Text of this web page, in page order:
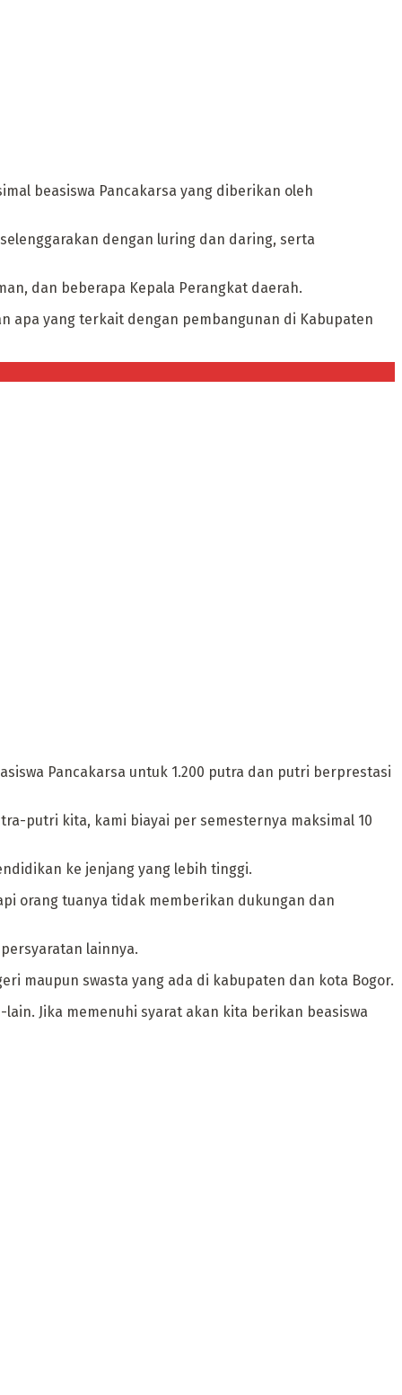
beasiswa Pancakarsa yang diberikan oleh
dengan luring dan daring, serta
dan beberapa Kepala Perangkat daerah.
apa yang terkait dengan pembangunan di Kabupaten
Pancakarsa untuk 1.200 putra dan putri berprestasi
putri kita, kami biayai per semesternya maksimal 10
ke jenjang yang lebih tinggi.
orang tuanya tidak memberikan dukungan dan
lainnya.
maupun swasta yang ada di kabupaten dan kota Bogor.
Jika memenuhi syarat akan kita berikan beasiswa